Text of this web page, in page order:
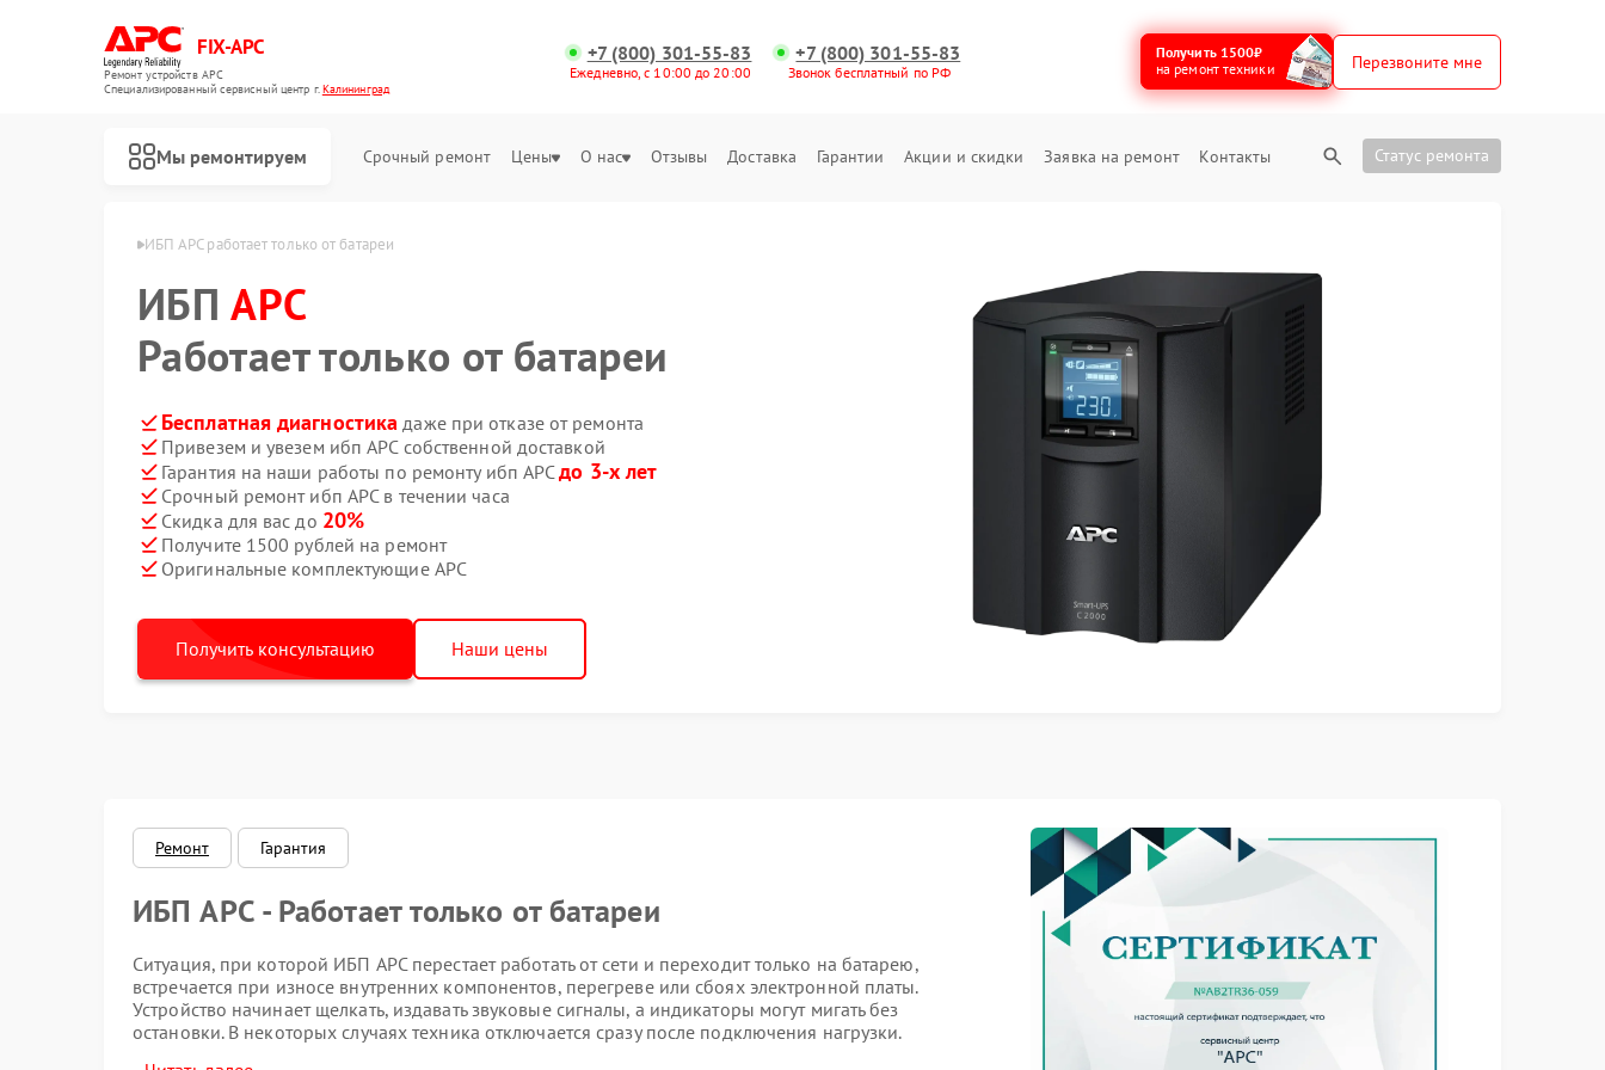
FIX-APC
Ремонт устройств APC
Специализированный cервисный центр г.Калининград
+7 (800) 301-55-83
Ежедневно, с 10:00 до 20:00
+7 (800) 301-55-83
Звонок бесплатный по РФ
Получить 1500₽
на ремонт техники
Перезвоните мне
Мы ремонтируем Срочный ремонт Цены О нас Отзывы Доставка Гарантии Акции и скидки Заявка на ремонт Контакты Статус ремонта
ИБП APC работает только от батареи
ИБПAPC
Работает только от батареи
Бесплатная диагностика даже при отказе от ремонта
Привезем и увезем ибп APC собственной доставкой
Гарантия на наши работы по ремонту ибп APCдо 3-х лет
Срочный ремонт ибп APC в течении часа
Скидка для вас до 20%
Получите 1500 рублей на ремонт
Оригинальные комплектующие APC
Получить консультацию Наши цены
Ремонт Гарантия
ИБП APC - Работает только от батареи
Ситуация, при которой ИБП APC перестает работать от сети и переходит только на батарею,
встречается при износе внутренних компонентов, перегреве или сбоях электронной платы.
Устройство начинает щелкать, издавать звуковые сигналы, а индикаторы могут мигать без
остановки. В некоторых случаях техника отключается сразу после подключения нагрузки.